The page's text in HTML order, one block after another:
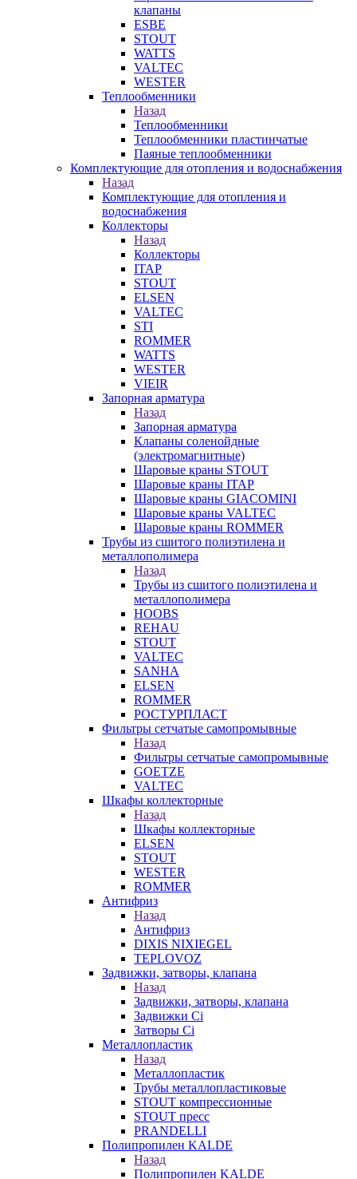
клапаны
ESBE
STOUT
WATTS
VALTEC
WESTER
Теплообменники
Назад
Теплообменники
Теплообменники пластинчатые
Паяные теплообменники
Комплектующие для отопления и водоснабжения
Назад
Комплектующие для отопления и
водоснабжения
Коллекторы
Назад
Коллекторы
ITAP
STOUT
ELSEN
VALTEC
STI
ROMMER
WATTS
WESTER
VIEIR
Запорная арматура
Назад
Запорная арматура
Клапаны соленойдные
(электромагнитные)
Шаровые краны STOUT
Шаровые краны ITAP
Шаровые краны GIACOMINI
Шаровые краны VALTEC
Шаровые краны ROMMER
Трубы из сшитого полиэтилена и
металлополимера
Назад
Трубы из сшитого полиэтилена и
металлополимера
HOOBS
REHAU
STOUT
VALTEC
SANHA
ELSEN
ROMMER
РОСТУРПЛАСТ
Фильтры сетчатые самопромывные
Назад
Фильтры сетчатые самопромывные
GOETZE
VALTEC
Шкафы коллекторные
Назад
Шкафы коллекторные
ELSEN
STOUT
WESTER
ROMMER
Антифриз
Назад
Антифриз
DIXIS NIXIEGEL
TEPLOVOZ
Задвижки, затворы, клапана
Назад
Задвижки, затворы, клапана
Задвижки Ci
Затворы Ci
Металлопластик
Назад
Металлопластик
Трубы металлопластиковые
STOUT компрессионные
STOUT пресс
PRANDELLI
Полипропилен KALDE
Назад
Полипропилен KALDE